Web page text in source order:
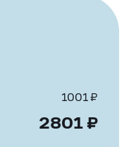
1001₽
2801 ₽